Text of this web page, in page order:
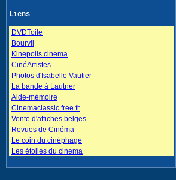
Liens
DVDToile
Bourvil
Kinepolis cinema
CinéArtistes
Photos d'Isabelle Vautier
La bande à Lautner
Aide-mémoire
Cinemaclassic.free.fr
Vente d'affiches belges
Revues de Cinéma
Le coin du cinéphage
Les étoiles du cinema